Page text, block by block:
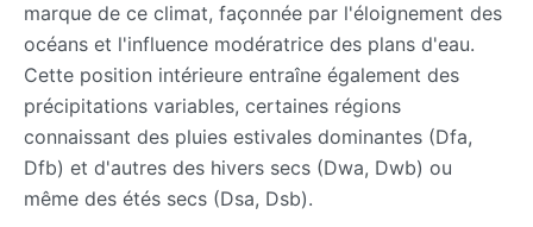
marque de ce climat, façonnée par l'éloignement des
océans et l'influence modératrice des plans d'eau.
Cette position intérieure entraîne également des
précipitations variables, certaines régions
connaissant des pluies estivales dominantes (Dfa,
Dfb) et d'autres des hivers secs (Dwa, Dwb) ou
même des étés secs (Dsa, Dsb).